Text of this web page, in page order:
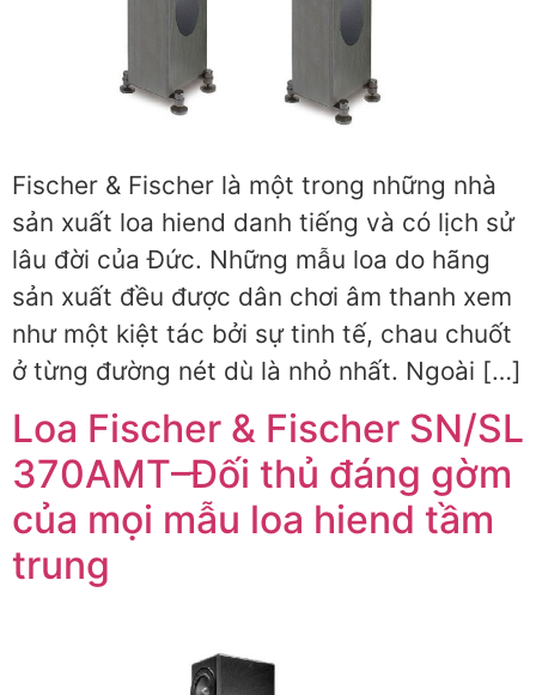
Fischer & Fischer là một trong những nhà
sản xuất loa hiend danh tiếng và có lịch sử
lâu đời của Đức. Những mẫu loa do hãng
sản xuất đều được dân chơi âm thanh xem
như một kiệt tác bởi sự tinh tế, chau chuốt
ở từng đường nét dù là nhỏ nhất. Ngoài […]
Loa Fischer & Fischer SN/SL
370AMT–Đối thủ đáng gờm
của mọi mẫu loa hiend tầm
trung